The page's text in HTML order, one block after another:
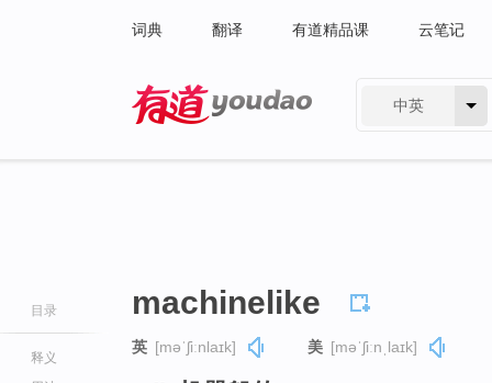
词典 翻译 有道精品课 云笔记
中英
目录
释义
machinelike
英 [məˈʃiːnlaɪk] 美 [məˈʃiːnˌlaɪk]